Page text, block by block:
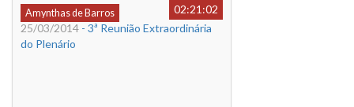
Amynthas de Barros
02:21:02
25/03/2014 - 3ª Reunião Extraordinária
do Plenário